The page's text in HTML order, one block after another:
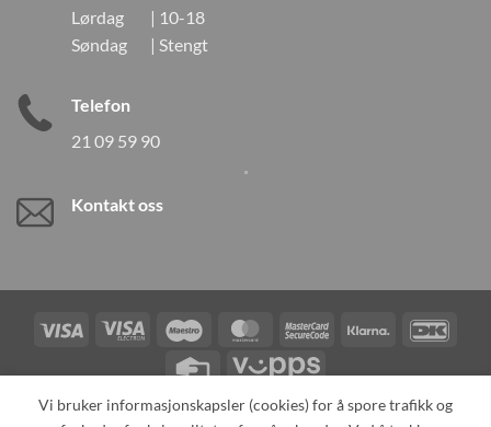
Lørdag | 10-18
Søndag | Stengt
Telefon
21 09 59 90
Kontakt oss
Visa
Visa
Electron
Maestro MasterCardMasterCardKlarna
Credit
Vipps
Vi bruker informasjonskapsler (cookies) for å spore trafikk og